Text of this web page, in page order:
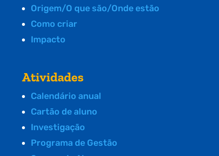
Origem/O que são/Onde estão
Como criar
Impacto
Atividades
Calendário anual
Cartão de aluno
Investigação
Programa de Gestão